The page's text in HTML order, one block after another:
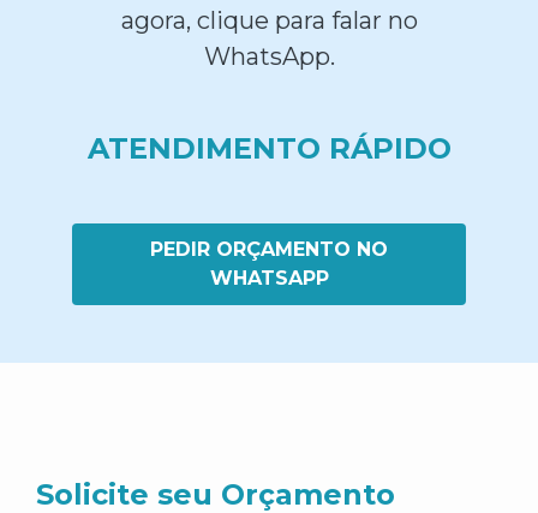
agora, clique para falar no
WhatsApp.
ATENDIMENTO RÁPIDO
PEDIR ORÇAMENTO NO
WHATSAPP
Solicite seu Orçamento